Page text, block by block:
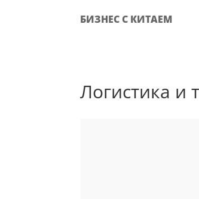
БИЗНЕС С КИТАЕМ
Логистика и